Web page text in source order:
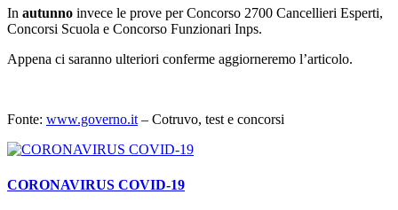
In autunno invece le prove per Concorso 2700 Cancellieri Esperti,
Concorsi Scuola e Concorso Funzionari Inps.
Appena ci saranno ulteriori conferme aggiorneremo l’articolo.
Fonte: www.governo.it – Cotruvo, test e concorsi
CORONAVIRUS COVID-19